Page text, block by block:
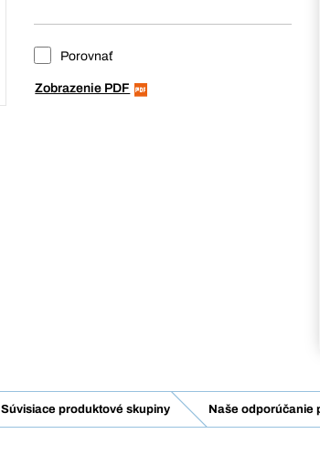
Porovnať
Zobrazenie PDF
Súvisiace produktové skupiny Naše odporúčanie